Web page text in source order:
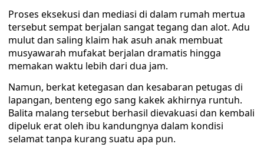
Proses eksekusi dan mediasi di dalam rumah mertua
tersebut sempat berjalan sangat tegang dan alot. Adu
mulut dan saling klaim hak asuh anak membuat
musyawarah mufakat berjalan dramatis hingga
memakan waktu lebih dari dua jam.
Namun, berkat ketegasan dan kesabaran petugas di
lapangan, benteng ego sang kakek akhirnya runtuh.
Balita malang tersebut berhasil dievakuasi dan kembali
dipeluk erat oleh ibu kandungnya dalam kondisi
selamat tanpa kurang suatu apa pun.